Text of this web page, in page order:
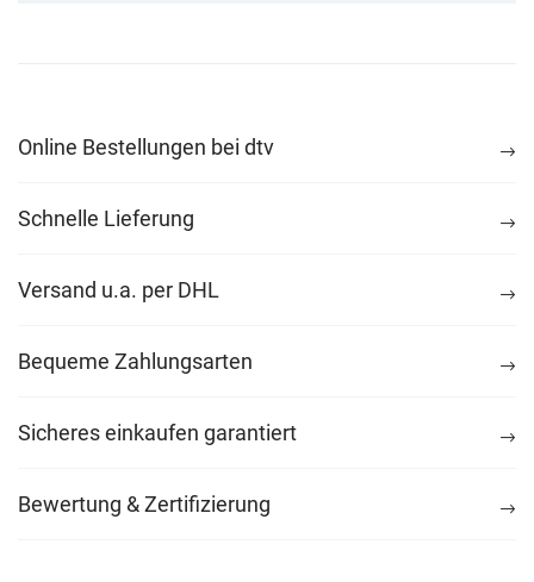
Online Bestellungen bei dtv
Schnelle Lieferung
Versand u.a. per DHL
Bequeme Zahlungsarten
Sicheres einkaufen garantiert
Bewertung & Zertifizierung